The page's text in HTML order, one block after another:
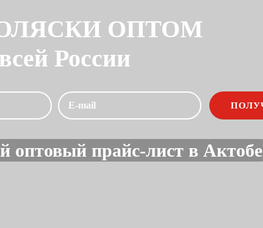
ОПТОМ
России
оптовый прайс-лист в Актобе